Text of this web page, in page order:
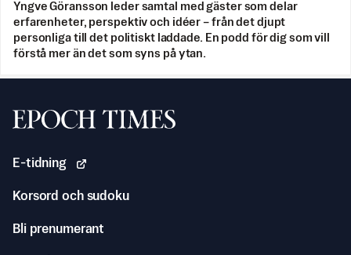
Yngve Göransson leder samtal med gäster som delar
erfarenheter, perspektiv och idéer – från det djupt
personliga till det politiskt laddade. En podd för dig som vill
förstå mer än det som syns på ytan.
Svenska Epoch Times
E-tidning
Korsord och sudoku
Bli prenumerant